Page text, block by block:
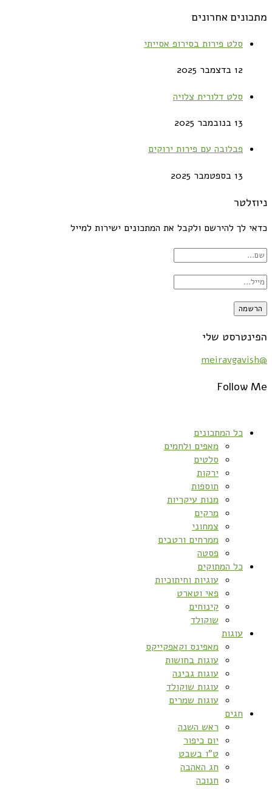
מתכונים אחרונים
סלט פירות בסירופ אסייתי
12 בדצמבר 2025
סלט דלורית צלויה
13 בנובמבר 2025
פבלובה עם פירות ירוקים
13 בספטמבר 2025
ניוזלטר
כדאי לך להירשם ולקבל את המתכונים ישירות למייל
הפינטרסט שלי
@meiravgavish
Follow Me
כל המתכונים
מאפים ולחמים
סלטים
ירקות
תוספות
מנות עיקריות
מרקים
צמחוני
ממרחים ורטבים
פסטה
כל המתוקים
עוגיות וחיתוכיות
פאי וטארט
קינוחים
שוקולד
עוגות
מאפינס וקאפקייקס
עוגות בחושות
עוגות גבינה
עוגות שוקולד
עוגות שמרים
חגים
ראש השנה
יום כיפור
ט”ו בשבט
חג האהבה
חנוכה